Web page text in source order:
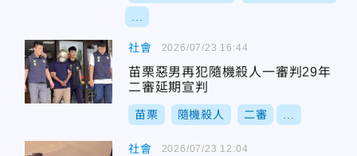
社會
苗栗惡男再犯隨機殺人一審判29年
二審延期宣判
苗栗 隨機殺人 二審
2026/07/23 16:44
社會 2026/07/23 12:04